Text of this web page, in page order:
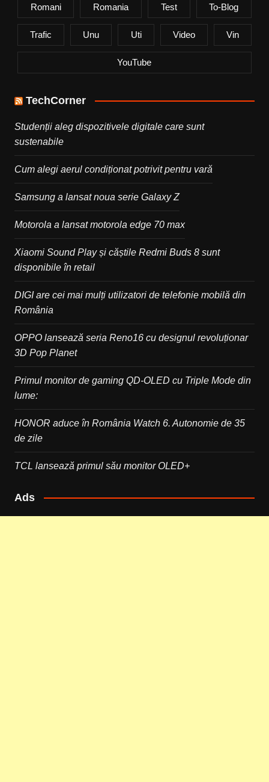
Romani Romania Test To-Blog
Trafic Unu Uti Video Vin
YouTube
TechCorner
Studenții aleg dispozitivele digitale care sunt
sustenabile
Cum alegi aerul condiționat potrivit pentru vară
Samsung a lansat noua serie Galaxy Z
Motorola a lansat motorola edge 70 max
Xiaomi Sound Play și căștile Redmi Buds 8 sunt
disponibile în retail
DIGI are cei mai mulți utilizatori de telefonie mobilă din
România
OPPO lansează seria Reno16 cu designul revoluționar
3D Pop Planet
Primul monitor de gaming QD-OLED cu Triple Mode din
lume:
HONOR aduce în România Watch 6. Autonomie de 35
de zile
TCL lansează primul său monitor OLED+
Ads